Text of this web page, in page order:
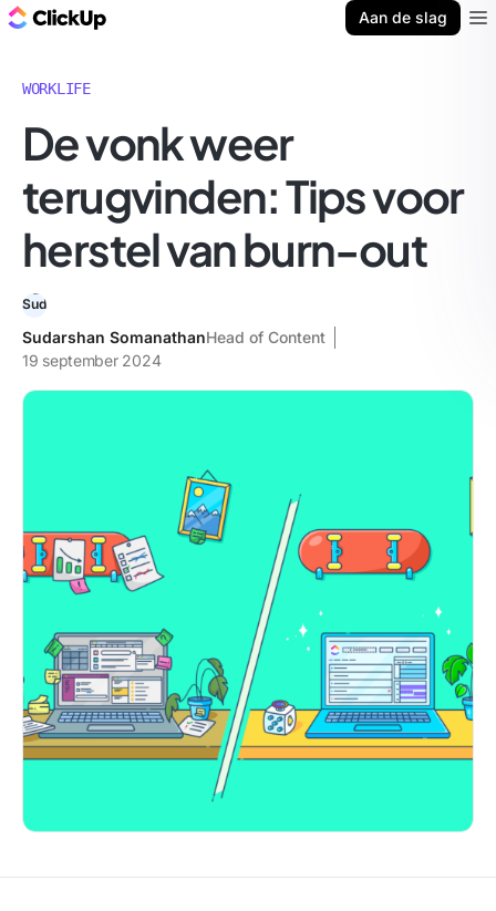
Aan de slag
WORKLIFE
De vonk weer
terugvinden: Tips voor
herstel van burn-out
Sudarshan SomanathanHead of Content
19 september 2024